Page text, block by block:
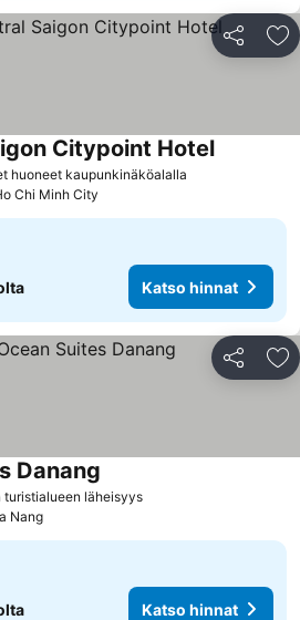
Jaa
huoneet kaupunkinäköalalla
Citypoint HotelKatso
Chi Minh City
Katso hinnat
Jaa
turistialueen läheisyysKatso hinnat
Danang
Nang
Katso hinnat